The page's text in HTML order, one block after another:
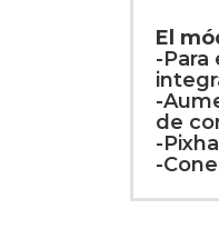
El
-Para
-
de
-
-